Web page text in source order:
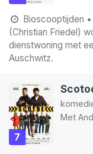
Bioscooptijden
(Christian Friedel)
dienstwoning met
Auschwitz.
7
Met